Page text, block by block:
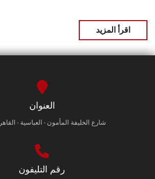
اقرأ المزيد
العنوان
شارع الخليفة المأمون - العباسية -
رقم التليفون